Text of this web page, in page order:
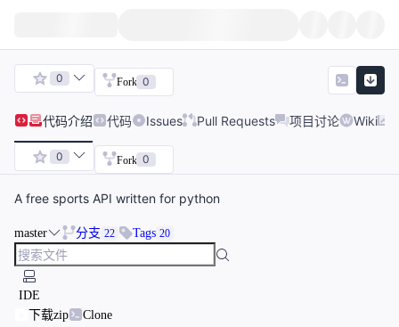
0 Fork 0
代码介绍 代码 Issues Pull Requests 项目讨论 Wiki
0 Fork 0
A free sports API written for python
master 分支 22 Tags 20
IDE
下载zip
Clone